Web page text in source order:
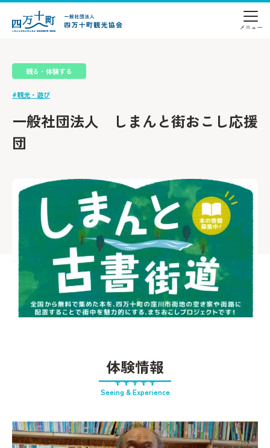
観る・体験する
#観光・遊び
一般社団法人 しまんと街おこし応援
団
体験情報
Seeing & Experience